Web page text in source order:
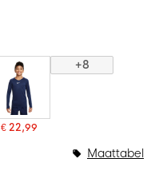
€ 22,99
+8
Maattabel